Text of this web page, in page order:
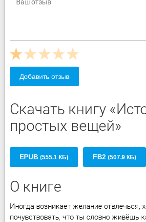
Добавить отзыв
Скачать книгу
простых вещей»
EPUB (555.1 КБ) FB2 (507.9 КБ)
О книге
Иногда возникает желание отвлечься,
почувствовать, что ты словно живёшь